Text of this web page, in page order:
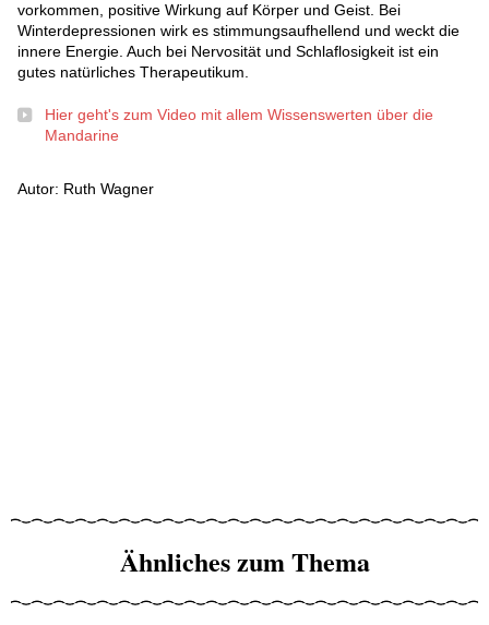
vorkommen, positive Wirkung auf Körper und Geist. Bei
Winterdepressionen wirk es stimmungsaufhellend und weckt die
innere Energie. Auch bei Nervosität und Schlaflosigkeit ist ein
gutes natürliches Therapeutikum.
Hier geht's zum Video mit allem Wissenswerten über die
Mandarine
Autor: Ruth Wagner
Ähnliches zum Thema